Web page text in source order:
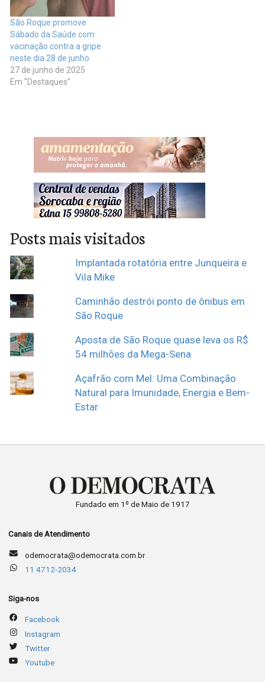
São Roque promove
Sábado da Saúde com
vacinação contra a gripe
neste dia 28 de junho
27 de junho de 2025
Em "Destaques"
Posts mais visitados
Implantada rotatória entre Junqueira e
Vila Mike
Caminhão destrói ponto de ônibus em
São Roque
Aposta de São Roque quase leva os R$
54 milhões da Mega-Sena
Açafrão com Mel: Uma Combinação
Natural para Imunidade, Energia e Bem-
Estar
Fundado em 1º de Maio de 1917
Canais de Atendimento
odemocrata@odemocrata.com.br
11 4712-2034
Siga-nos
Facebook
Instagram
Twitter
Youtube